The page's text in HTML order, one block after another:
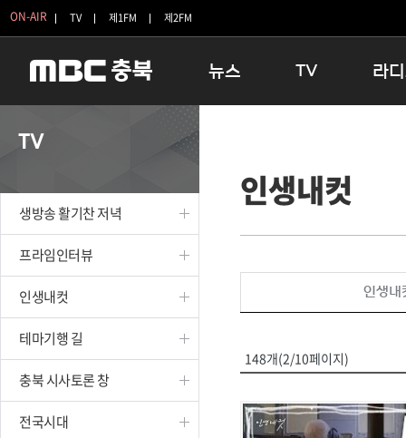
ON-AIR TV 제1FM 제2FM
뉴스
보은
옥천
TV
인생내컷
테마기행 길
시청자 FLEX
라
TV
생방송 활기찬 저녁
프라임인터뷰
인생내컷
테마기행 길
충북 시사토론 창
전국시대
인생내컷
인생내
148개(2/10페이지)